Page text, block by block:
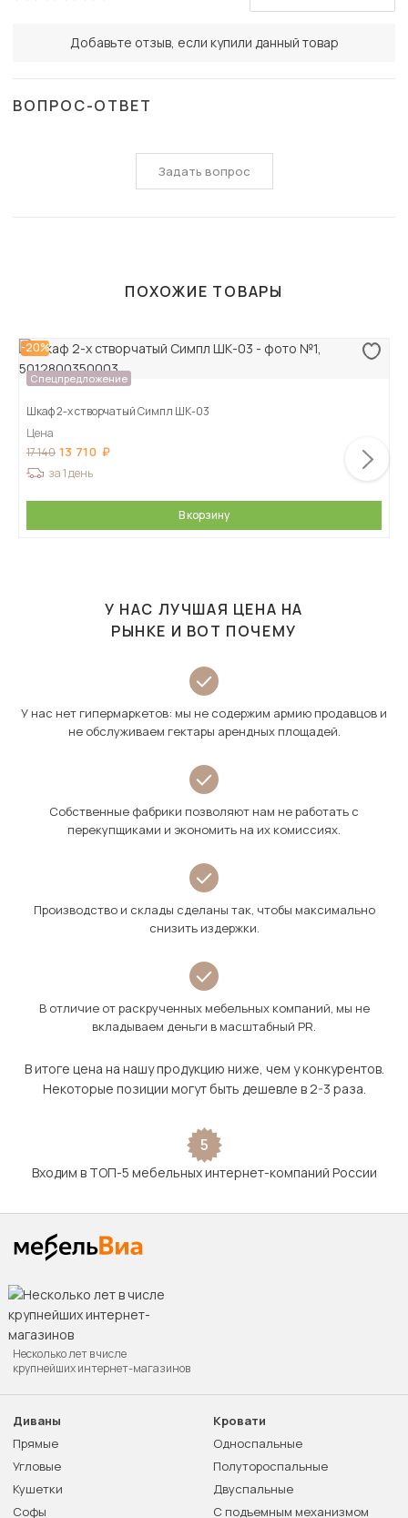
Добавьте отзыв, если купили данный товар
ВОПРОС-ОТВЕТ
Задать вопрос
ПОХОЖИЕ ТОВАРЫ
-20%
Спецпредложение
Шкаф 2-х створчатый Симпл ШК-03
Цена
17 140 13 710
за 1 день
В корзину
У НАС ЛУЧШАЯ ЦЕНА НА
РЫНКЕ И ВОТ ПОЧЕМУ
У нас нет гипермаркетов: мы не содержим армию продавцов и
не обслуживаем гектары арендных площадей.
Собственные фабрики позволяют нам не работать с
перекупщиками и экономить на их комиссиях.
Производство и склады сделаны так, чтобы максимально
снизить издержки.
В отличие от раскрученных мебельных компаний, мы не
вкладываем деньги в масштабный PR.
В итоге цена на нашу продукцию ниже, чем у конкурентов.
Некоторые позиции могут быть дешевле в 2-3 раза.
5
Входим в ТОП-5 мебельных интернет-компаний России
Несколько лет в числе
крупнейших интернет-магазинов
Диваны
Прямые
Угловые
Кушетки
Софы
Кровати
Односпальные
Полутороспальные
Двуспальные
С подъемным механизмом